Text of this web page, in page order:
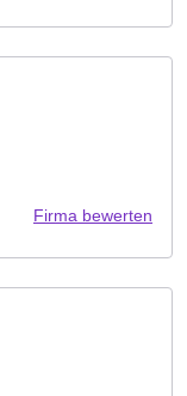
Firma bewerten